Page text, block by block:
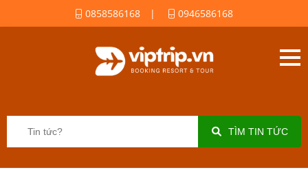
0858586168 | 0946586168
TÌM TIN TỨC